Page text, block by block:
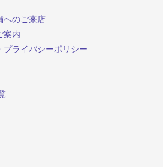
へのご来店
案内
プライバシーポリシー